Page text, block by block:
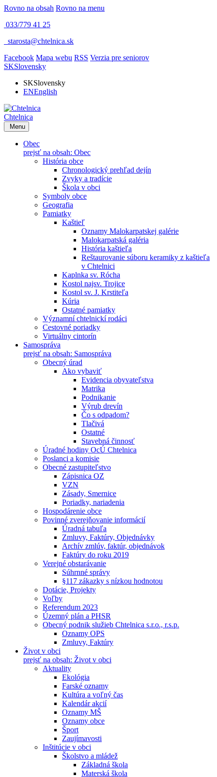
Rovno na obsah Rovno na menu
033/779 41 25
starosta@chtelnica.sk
Facebook Mapa webu RSS Verzia pre seniorov
SKSlovensky
SKSlovensky
ENEnglish
Chtelnica
Menu
Obec
prejsť na obsah: Obec
História obce
Chronologický prehľad dejín
Zvyky a tradície
Škola v obci
Symboly obce
Geografia
Pamiatky
Kaštieľ
Oznamy Malokarpatskej galérie
Malokarpatská galéria
História kaštieľa
Reštaurovanie súboru keramiky z kaštieľa
v Chtelnici
Kaplnka sv. Rócha
Kostol najsv. Trojice
Kostol sv. J. Krstiteľa
Kúria
Ostatné pamiatky
Významní chtelnickí rodáci
Cestovné poriadky
Virtuálny cintorín
Samospráva
prejsť na obsah: Samospráva
Obecný úrad
Ako vybaviť
Evidencia obyvateľstva
Matrika
Podnikanie
Výrub drevín
Čo s odpadom?
Tlačivá
Ostatné
Stavebná činnosť
Úradné hodiny OcÚ Chtelnica
Poslanci a komisie
Obecné zastupiteľstvo
Zápisnica OZ
VZN
Zásady, Smernice
Poriadky, nariadenia
Hospodárenie obce
Povinné zverejňovanie informácií
Úradná tabuľa
Zmluvy, Faktúry, Objednávky
Archív zmlúv, faktúr, objednávok
Faktúry do roku 2019
Verejné obstarávanie
Súhrnné správy
§117 zákazky s nízkou hodnotou
Dotácie, Projekty
Voľby
Referendum 2023
Územný plán a PHSR
Obecný podnik služieb Chtelnica s.r.o., r.s.p.
Oznamy OPS
Zmluvy, Faktúry
Život v obci
prejsť na obsah: Život v obci
Aktuality
Ekológia
Farské oznamy
Kultúra a voľný čas
Kalendár akcií
Oznamy MŠ
Oznamy obce
Šport
Zaujímavosti
Inštitúcie v obci
Školstvo a mládež
Základná škola
Materská škola